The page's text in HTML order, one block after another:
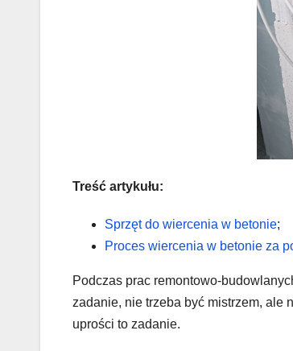
Treść artykułu:
Sprzęt do wiercenia w betonie;
Proces wiercenia w betonie za
Podczas prac remontowo-
zadanie, nie trzeba być mistrzem, ale
uprości to zadanie.